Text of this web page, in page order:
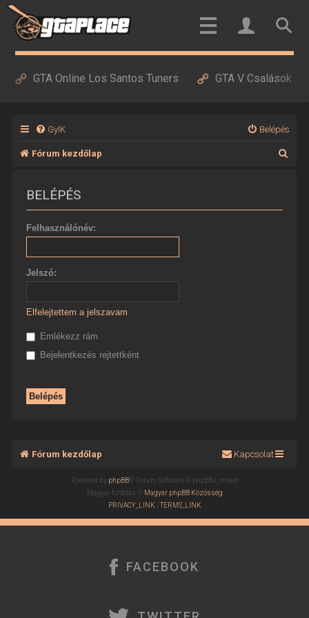
GTA Online Los Santos Tuners GTA V Csalások
GyIK Belépés
Fórum kezdőlap
BELÉPÉS
Felhasználónév:
Jelszó:
Elfelejtettem a jelszavam
Emlékezz rám
Bejelentkezés rejtettként
Fórum kezdőlap Kapcsolat
Powered by phpBB® Forum Software © phpBB Limited
Magyar fordítás © Magyar phpBB Közösség
PRIVACY_LINK |TERMS_LINK
FACEBOOK